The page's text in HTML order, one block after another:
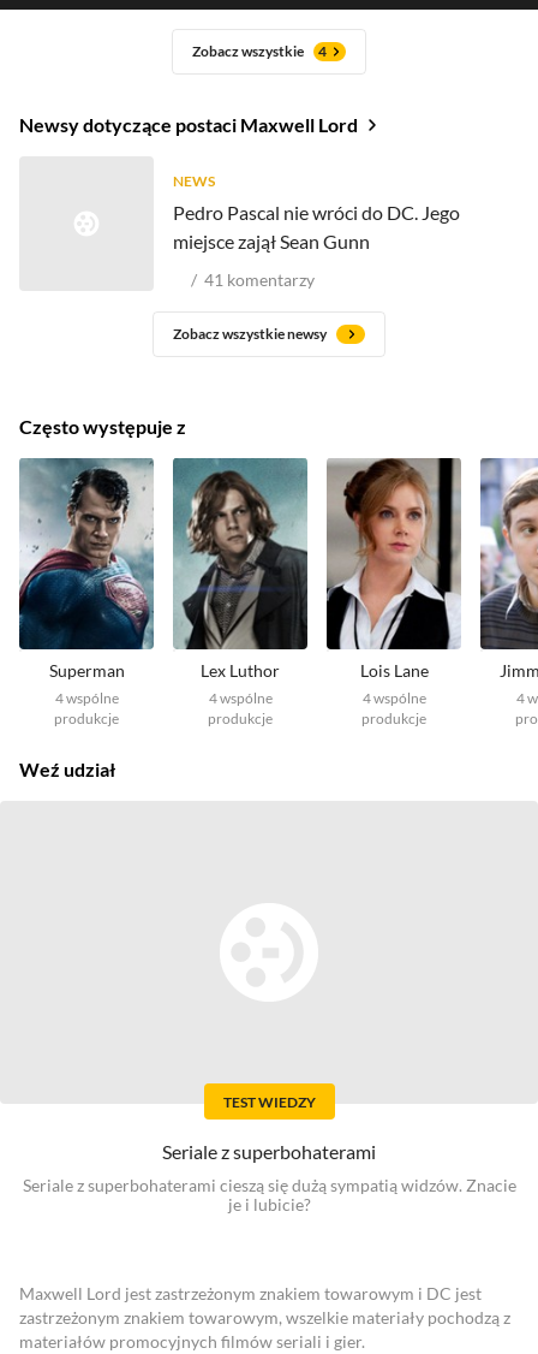
Zobacz wszystkie 4
Newsy dotyczące postaci Maxwell Lord
NEWS
Pedro Pascal nie wróci do DC. Jego
miejsce zajął Sean Gunn
41 komentarzy
Zobacz wszystkie newsy
Często występuje z
Superman
4wspólne
produkcje
Lex Luthor
4wspólne
produkcje
Lois Lane
4wspólne
produkcje
4
Weź udział
TEST WIEDZY
Seriale z superbohaterami
Seriale z superbohaterami cieszą się dużą sympatią widzów. Znacie
je i lubicie?
Maxwell Lord jest zastrzeżonym znakiem towarowym i DC jest
zastrzeżonym znakiem towarowym, wszelkie materiały pochodzą z
materiałów promocyjnych filmów seriali i gier.